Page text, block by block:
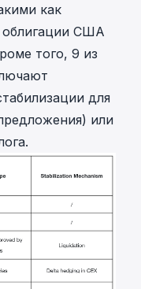
как
США
того, 9 из
для
или